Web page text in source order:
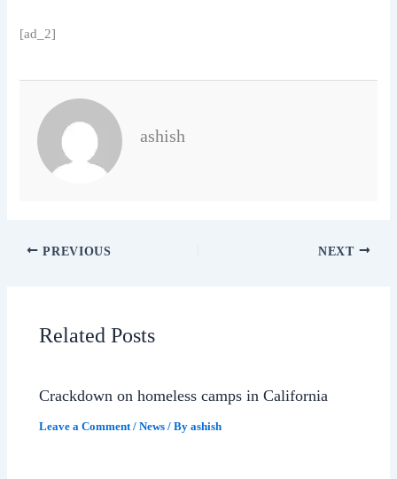
[ad_2]
ashish
PREVIOUS NEXT
Related Posts
Crackdown on homeless camps in California
Leave a Comment /News / Byashish